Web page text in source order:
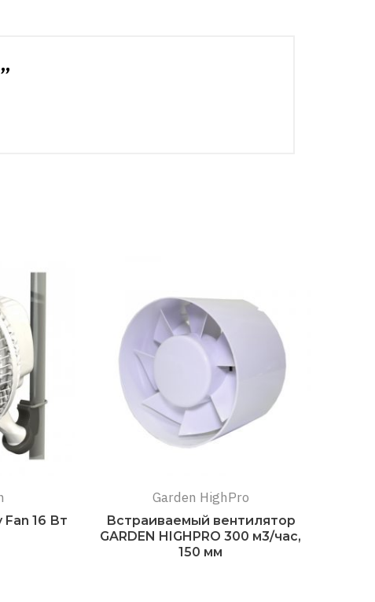
16 Вт
Garden HighPro
Встраиваемый вентилятор
GARDEN HIGHPRO 300 м3/час,
150 мм